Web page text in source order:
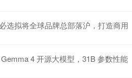
选拟将全球品牌总部落沪，打造商用
4 开源大模型，31B 参数性能